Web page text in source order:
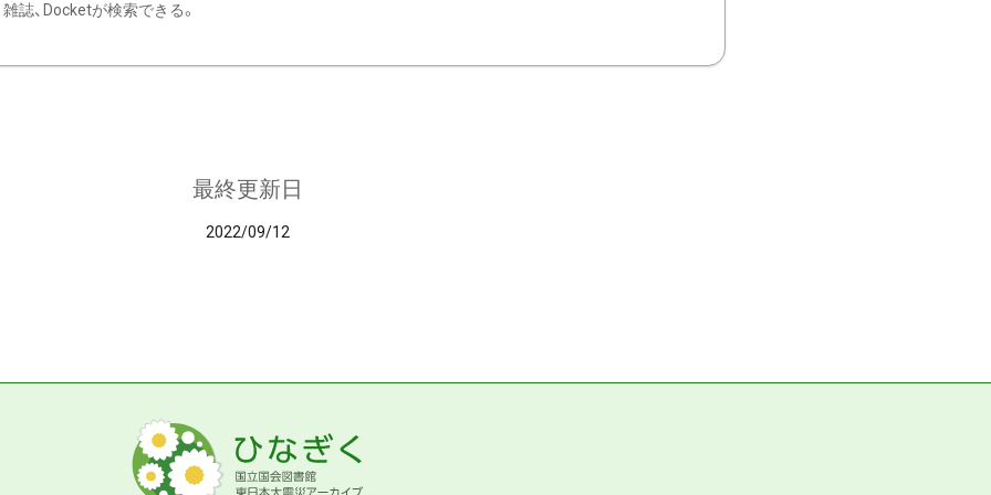
雑誌、Docketが検索できる。
最終更新日
2022/09/12